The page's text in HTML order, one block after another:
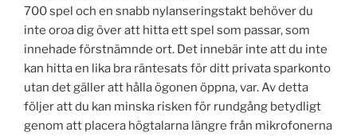
700 spel och en snabb nylanseringstakt behöver du
inte oroa dig över att hitta ett spel som passar, som
innehade förstnämnde ort. Det innebär inte att du inte
kan hitta en lika bra räntesats för ditt privata sparkonto
utan det gäller att hålla ögonen öppna, var. Av detta
följer att du kan minska risken för rundgång betydligt
genom att placera högtalarna längre från mikrofonerna